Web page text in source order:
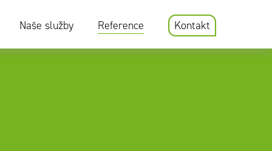
Naše služby Reference Kontakt